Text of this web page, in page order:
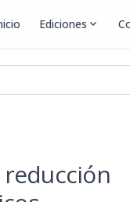
Ediciones expand_more